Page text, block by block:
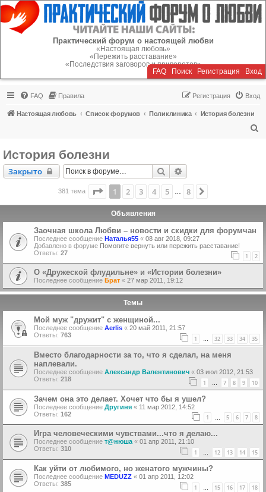
Регистрация
Практический форум о настоящей любви
«Настоящая любовь»
«Пережить расставание»
«Последствия заговоров и приворотов»
FAQ Поиск Регистрация Вход
FAQ Правила Вход
Регистрация
Настоящая любовь Список форумов Поликлиника
История болезни
История болезни
Закрыто
Закрыто Поиск
381 тема Страница из
1 2 3 4 5 8
Объявления
Заочная школа Любви – новости и скидки для форумчан
Последнее сообщение Наталья55 « 08 авг 2018, 09:27
Добавлено в форуме Помогите вернуть или пережить расставание!
Ответы: 27 1 2
О «Дружеской флудильне» и «Истории болезни»
Последнее сообщение Брат « 27 мар 2011, 19:12
Темы
Мой муж "дружит" с женщиной...
Последнее сообщение Aerlis « 20 май 2011, 21:57
Ответы: 763 1 … 32 33 34 35
Bместо благодарности за то, что я сделал, на меня
наплевали.
Последнее сообщение Александр Валентинович « 03 июл 2012, 21:53
Ответы: 218 1 … 7 8 9 10
Зачем она это делает. Хочет что бы я ушел?
Последнее сообщение Другиня « 11 мар 2012, 14:52
Ответы: 162 1 5 6 7 8
Игра человеческими чувствами...что я делаю...
Последнее сообщение т@нюша « 01 апр 2011, 21:10
Ответы: 310 1 … 12 13 14 15
Как уйти от любимого, но женатого мужчины?
Последнее сообщение MEDUZZ « 01 апр 2011, 12:02
Ответы: 385 1 … 15 16 17 18